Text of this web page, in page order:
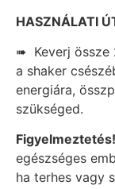
HASZNÁLATI
➠ Keverj össze
a shaker
energiára,
szükséged.
Figyelmeztetés!
egészséges
ha terhes vagy